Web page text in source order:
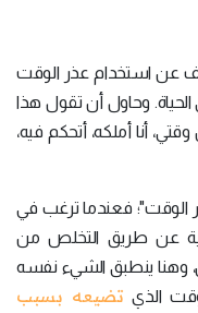
عن استخدام عذر الوقت
الحياة. وحاول أن تقول هذا
أنا أملكه، أتحكم فيه،
الوقت"؛ فعندما ترغب في
عن طريق التخلص من
وهنا ينطبق الشيء نفسه
الذي تضيعه بسبب